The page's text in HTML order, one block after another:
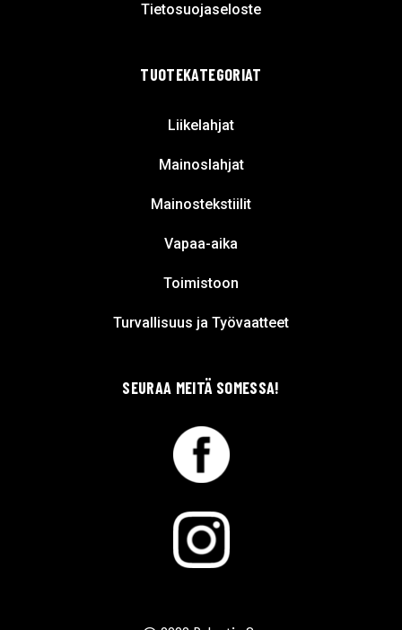
Tietosuojaseloste
TUOTEKATEGORIAT
Liikelahjat
Mainoslahjat
Mainostekstiilit
Vapaa-aika
Toimistoon
Turvallisuus ja Työvaatteet
SEURAA MEITÄ SOMESSA!